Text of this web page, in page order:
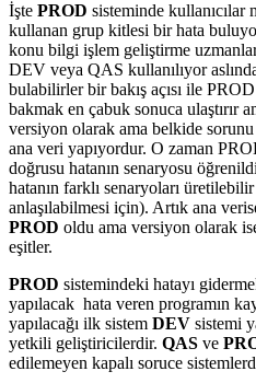
İşte PROD sisteminde kullanıcılar
kullanan grup kitlesi bir hata
konu bilgi işlem geliştirme
DEV veya QAS kullanılıyor
bulabilirler bir bakış açısı ile
bakmak en çabuk sonuca ulaştırır
versiyon olarak ama belkide
ana veri yapıyordur. O zaman
doğrusu hatanın senaryosu
hatanın farklı senaryoları
anlaşılabilmesi için). Artık ana
PROD oldu ama versiyon olarak
eşitler.
PROD sistemindeki hatayı
yapılacak hata veren programın
yapılacağı ilk sistem DEV sistemi
yetkili geliştiricilerdir. QAS ve
edilemeyen kapalı soruce